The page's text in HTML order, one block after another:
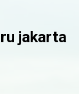
jakarta